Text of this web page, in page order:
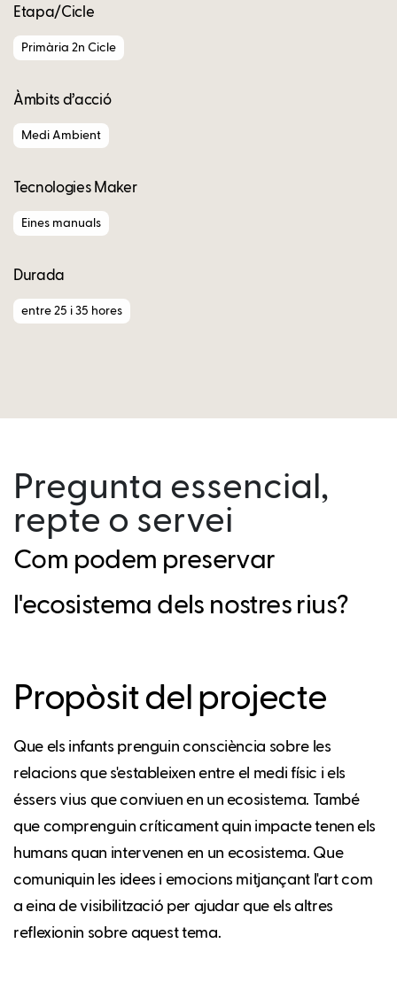
Etapa/Cicle
Primària 2n Cicle
Àmbits d’acció
Medi Ambient
Tecnologies Maker
Eines manuals
Durada
entre 25 i 35 hores
Pregunta essencial,
repte o servei
Com podem preservar
l'ecosistema dels nostres rius?
Propòsit del projecte
Que els infants prenguin consciència sobre les
relacions que s'estableixen entre el medi físic i els
éssers vius que conviuen en un ecosistema. També
que comprenguin críticament quin impacte tenen els
humans quan intervenen en un ecosistema. Que
comuniquin les idees i emocions mitjançant l'art com
a eina de visibilització per ajudar que els altres
reflexionin sobre aquest tema.